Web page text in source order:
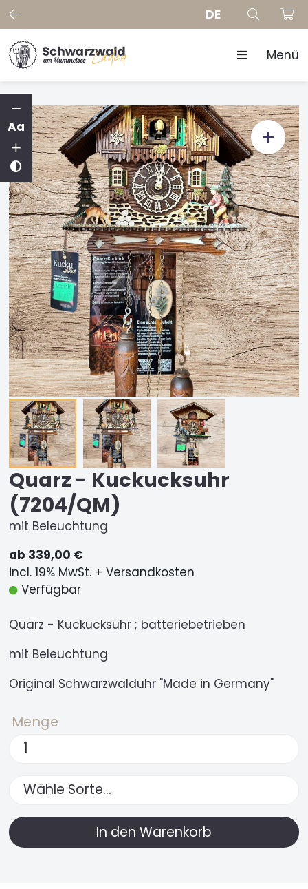
DE
Menü
Aa
Quarz - Kuckucksuhr
(7204/QM)
mit Beleuchtung
ab 339,00 €
incl. 19% MwSt. + Versandkosten
Verfügbar
Quarz - Kuckucksuhr ; batteriebetrieben
mit Beleuchtung
Original Schwarzwalduhr "Made in Germany"
Menge